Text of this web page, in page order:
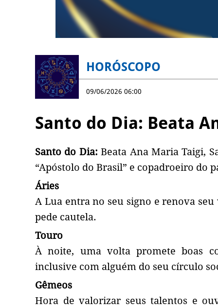
HORÓSCOPO
09/06/2026 06:00
Santo do Dia: Beata
Santo do Dia:Beata Ana Maria Taigi,
“Apóstolo do Brasil” e copadroeiro do
Áries
A Lua entra no seu signo e renova
pede cautela.
Touro
À noite, uma volta promete boas
inclusive com alguém do seu círculo
Gêmeos
Hora de valorizar seus talentos e